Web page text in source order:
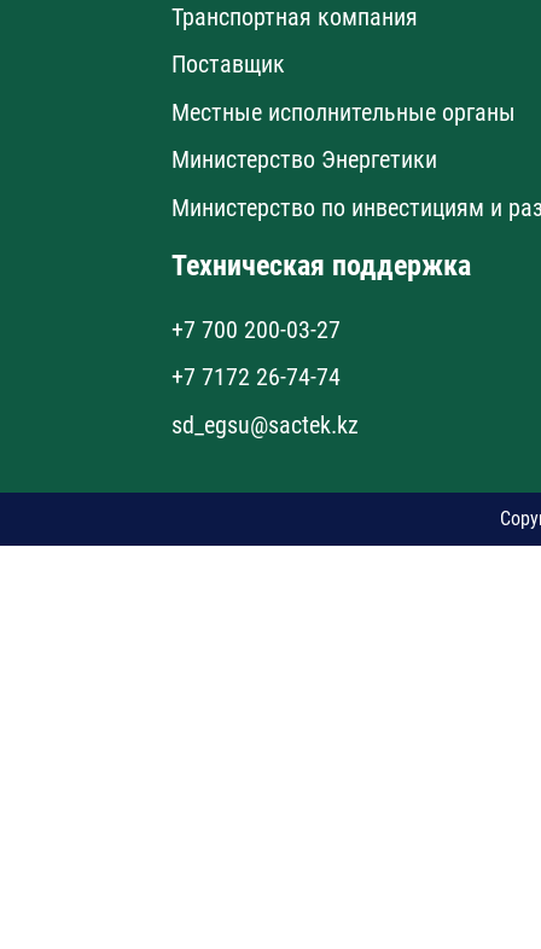
Транспортная компания
Поставщик
Местные исполнительные органы
Министерство Энергетики
Министерство по инвестициям и
Техническая поддержка
+7 700 200-03-27
+7 7172 26-74-74
sd_egsu@sactek.kz